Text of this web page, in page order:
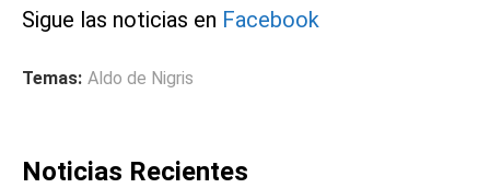
Sigue las noticias en Facebook
Temas: Aldo de Nigris
Noticias Recientes